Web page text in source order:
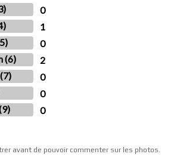
0
1
0
(6)
2
0
0
0
avant de pouvoir commenter sur les photos.